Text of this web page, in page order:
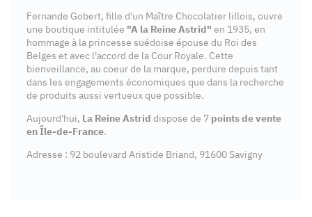
Fernande Gobert, fille d'un Maître Chocolatier lillois, ouvre
une boutique intitulée "A la Reine Astrid" en 1935, en
hommage à la princesse suédoise épouse du Roi des
Belges et avec l'accord de la Cour Royale. Cette
bienveillance, au coeur de la marque, perdure depuis tant
dans les engagements économiques que dans la recherche
de produits aussi vertueux que possible.
Aujourd'hui, La Reine Astrid dispose de 7 points de vente
en Île-de-France.
Adresse : 92 boulevard Aristide Briand, 91600 Savigny